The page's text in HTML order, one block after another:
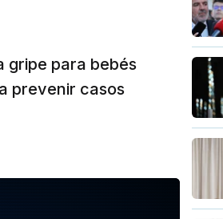
gripe para bebés
prevenir casos